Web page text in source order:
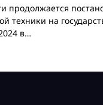
продолжается
техники на
в…